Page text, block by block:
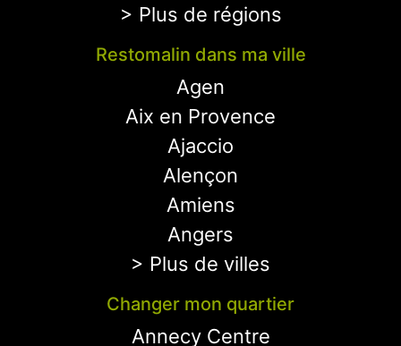
> Plus de régions
Restomalin dans ma ville
Agen
Aix en Provence
Ajaccio
Alençon
Amiens
Angers
> Plus de villes
Changer mon quartier
Annecy Centre